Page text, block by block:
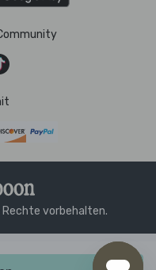
Rechte vorbehalten.